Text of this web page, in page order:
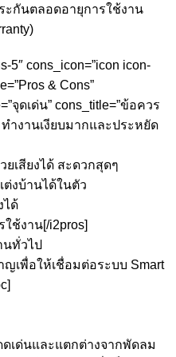
ะกันตลอดอายุการใช้งาน
5″ cons_icon=”icon icon-
& Cons”
จุดเด่น” cons_title=”ข้อควร
ำงานเงียบมากและประหยัด
เสียงได้ สะดวกสุดๆ
งบ้านได้ในตัว
ได้
ช้งาน[/i2pros]
นทั่วไป
เพื่อให้เชื่อมต่อระบบ Smart
ดเด่นและแตกต่างจากพัดลม